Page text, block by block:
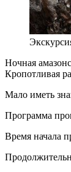
Ночная
Кропотливая
Мало иметь
Программа
Время начала